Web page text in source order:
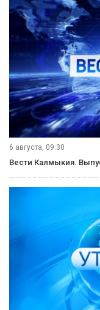
6 августа, 09:30
Вести Калмыкия.